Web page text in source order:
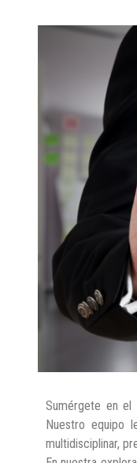
Sumérgete en el
Nuestro equipo
multidisciplinar,